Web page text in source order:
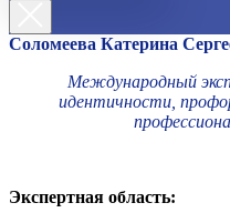
Соломеева Катерина
Международный
идентичности,
Экспертная область: